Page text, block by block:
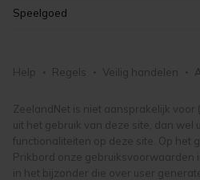
vintage
damesfietsen
tuinmeubelen
tuingereedschap
Speelgoed
speelgoed
buitenspeelgoed
Help Regels Veilig handelen
ZeelandNet is niet aansprakelijk
uit het gebruik van deze site, dan wel
functionaliteiten op deze site. Op het
Prikbord onze gebruiksvoorwaarden
in het bijzonder die over user